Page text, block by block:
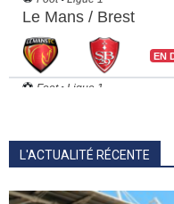
L'ACTUALITÉ RÉCENTE